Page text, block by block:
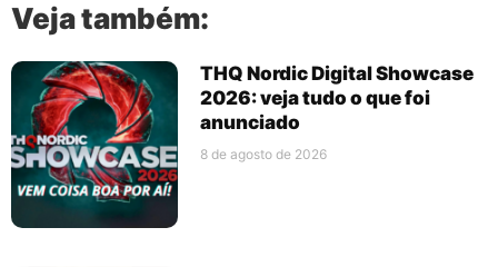
Veja também:
THQ Nordic Digital Showcase
2026: veja tudo o que foi
anunciado
8 de agosto de 2026